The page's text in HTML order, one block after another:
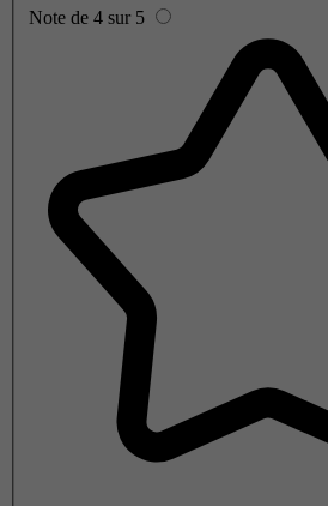
Note de 4 sur 5